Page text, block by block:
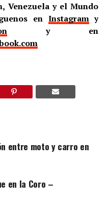
Venezuela y el Mundo
en Instagramy
y en
entre moto y carro en
en la Coro –